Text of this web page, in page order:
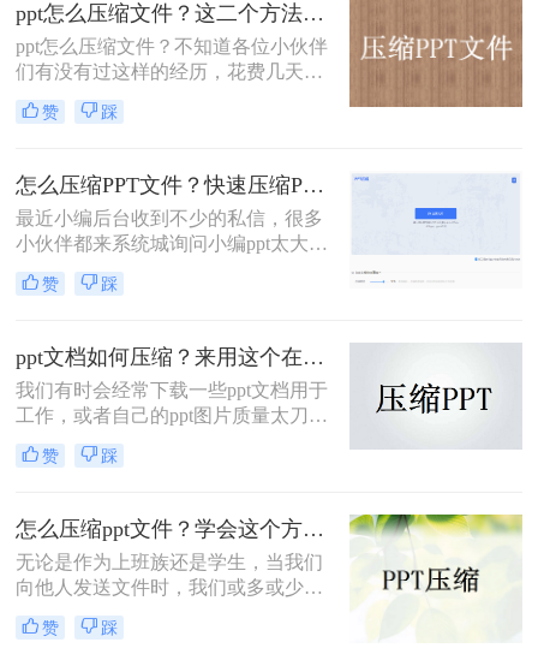
ppt怎么压缩文件？这二个方法可以解决你的烦恼！
ppt怎么压缩文件？不知道各位小伙伴
们有没有过这样的经历，花费几天时
间做好的PPT文件因为太大分享不
了，文件太大还占用电脑内存，影响
赞 踩
怎么压缩PPT文件？快速压缩PPT的方法教程分享给你！
最近小编后台收到不少的私信，很多
小伙伴都来系统城询问小编ppt太大怎
么压缩变小，小编一开始也不知道，
于是到网上搜集了相关资料，总算找
内容小编都放在下面的文章中了，大
家有需要的话，可以来转转大师看看
小编带来的方法哦。
赞 踩
ppt文档如何压缩？来用这个在线方法看看！
我们有时会经常下载一些ppt文档用于
工作，或者自己的ppt图片质量太刀导
致了了ppt体积大，打开速度慢，那
ppt文档如何压缩？压缩文档的大小，
升打开和传输文件的速度，下面给大
家分享一招免费ppt文件压缩的好方
法，一键就能轻松搞定。
赞 踩
怎么压缩ppt文件？学会这个方法就不难！
无论是作为上班族还是学生，当我们
向他人发送文件时，我们或多或少都
遇到过PPT文档太大，无法上传的情
况。那么，你通常如何处理这种情况
赞 踩